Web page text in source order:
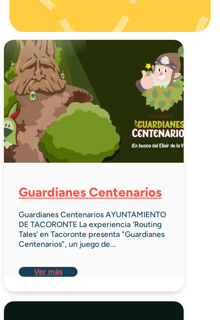
Guardianes Centenarios
Guardianes Centenarios AYUNTAMIENTO
DE TACORONTE La experiencia 'Routing
Tales' en Tacoronte presenta "Guardianes
Centenarios", un juego de...
Ver más